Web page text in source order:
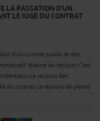
LA PASSATION D’UN
LE JUGE DU CONTRAT
d’un contrat public et des
Nature du recours C’est
Le recours des
du contrat Le recours de pleine